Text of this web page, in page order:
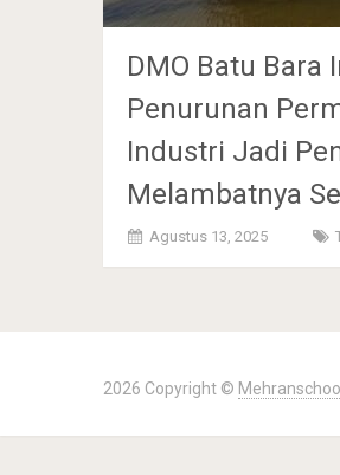
DMO Batu Bara
Penurunan
Industri Jadi
Melambatnya
Agustus 13, 2025
2026 Copyright © Mehranschool